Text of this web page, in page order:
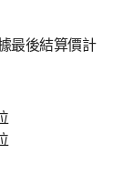
最後結算價計